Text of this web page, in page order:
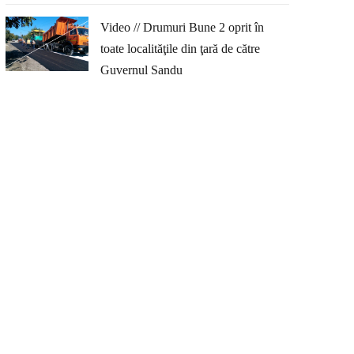
Video // Drumuri Bune 2 oprit în
toate localităţile din ţară de către
Guvernul Sandu